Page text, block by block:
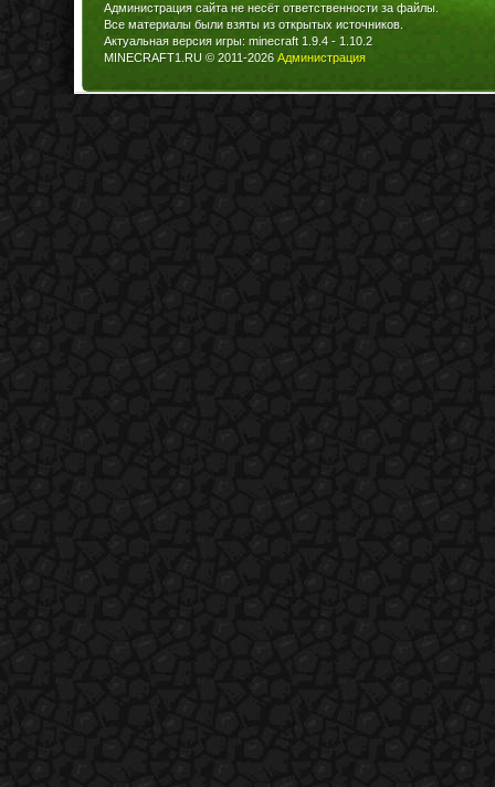
Администрация сайта не несёт ответственности за файлы.
Все материалы были взяты из открытых источников.
Актуальная версия игры: minecraft 1.9.4 - 1.10.2
MINECRAFT1.RU © 2011-2026 Администрация